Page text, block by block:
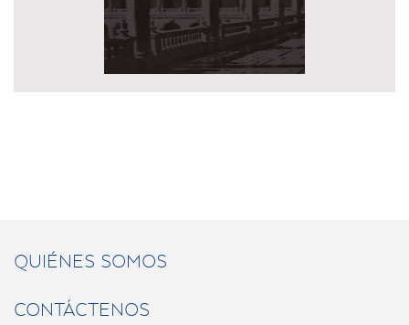
QUIÉNES SOMOS
CONTÁCTENOS